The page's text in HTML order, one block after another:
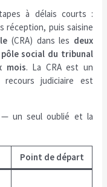
à délais courts :
réception, puis saisine
(CRA) dans les deux
pôle social du tribunal
mois. La CRA est un
judiciaire est
— un seul oublié et la
Point de départ